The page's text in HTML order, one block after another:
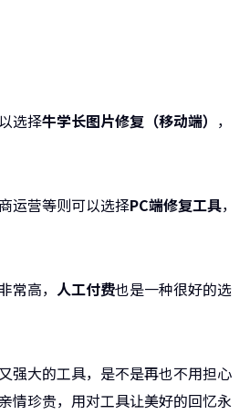
选择牛学长图片修复（移动端） ，
运营等则可以选择PC端修复工具，
常高， 人工付费也是一种很好的选
强大的工具，是不是再也不用担心
情珍贵，用对工具让美好的回忆永